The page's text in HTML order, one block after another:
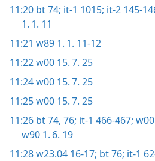
11:20 bt 74; it-1 1015; it-2 145-
1. 1. 11
11:21 w89 1. 1. 11-12
11:22w00 15. 7. 25
11:24w00 15. 7. 25
11:25w00 15. 7. 25
11:26 bt 74, 76; it-1 466-467;
w90 1. 6. 19
11:28w23.04 16-17; bt 76; it-1